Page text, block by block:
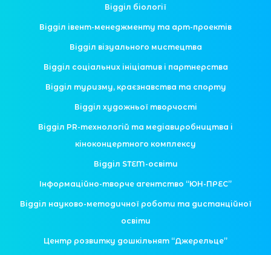
Відділ біології
Відділ івент-менеджменту та арт-проектів
Відділ візуального мистецтва
Відділ соціальних ініціатив і партнерства
Відділ туризму, краєзнавства та спорту
Відділ художньої творчості
Відділ PR-технологій та медіавиробництва і
кіноконцертного комплексу
Відділ STEM-освіти
Інформаційно-творче агентство “ЮН-ПРЕС”
Відділ науково-методичної роботи та дистанційної
освіти
Центр розвитку дошкільнят “Джерельце”